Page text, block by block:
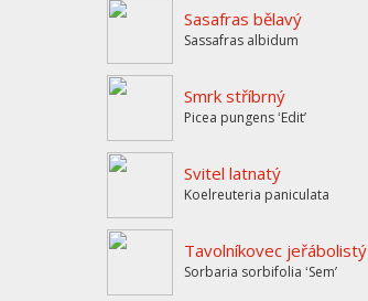
Sasafras bělavý
Sassafras albidum
Smrk stříbrný
Picea pungens ʻEditʼ
Svitel latnatý
Koelreuteria paniculata
Tavolníkovec jeřábolistý
Sorbaria sorbifolia ʻSemʼ